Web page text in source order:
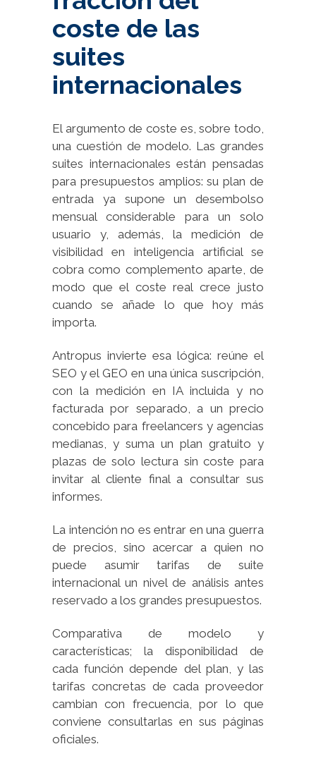
coste de las
suites
internacionales
El argumento de coste es, sobre todo,
una cuestión de modelo. Las grandes
suites internacionales están pensadas
para presupuestos amplios: su plan de
entrada ya supone un desembolso
mensual considerable para un solo
usuario y, además, la medición de
visibilidad en inteligencia artificial se
cobra como complemento aparte, de
modo que el coste real crece justo
cuando se añade lo que hoy más
importa.
Antropus invierte esa lógica: reúne el
SEO y el GEO en una única suscripción,
con la medición en IA incluida y no
facturada por separado, a un precio
concebido para freelancers y agencias
medianas, y suma un plan gratuito y
plazas de solo lectura sin coste para
invitar al cliente final a consultar sus
informes.
La intención no es entrar en una guerra
de precios, sino acercar a quien no
puede asumir tarifas de suite
internacional un nivel de análisis antes
reservado a los grandes presupuestos.
Comparativa de modelo y
características; la disponibilidad de
cada función depende del plan, y las
tarifas concretas de cada proveedor
cambian con frecuencia, por lo que
conviene consultarlas en sus páginas
oficiales.